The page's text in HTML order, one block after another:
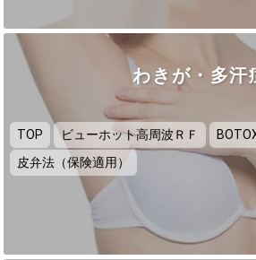
わきが・多汗
TOP ビューホット高周波ＲＦ
皮弁法（保険適用）